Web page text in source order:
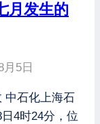
月发生的
月5日
中石化上海石
日4时24分，位